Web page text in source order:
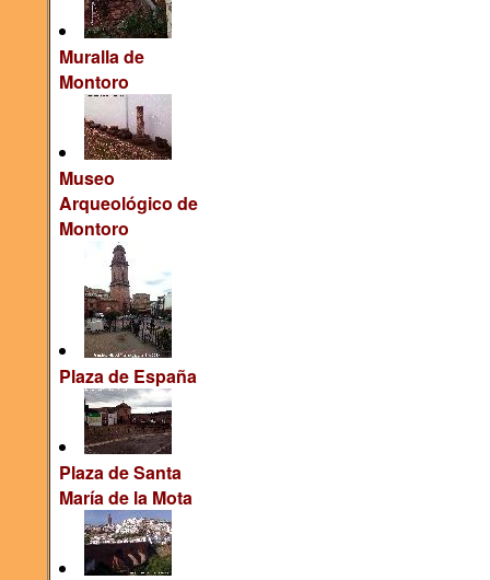
Muralla de
Montoro
Museo
Arqueológico de
Montoro
Plaza de España
Plaza de Santa
María de la Mota